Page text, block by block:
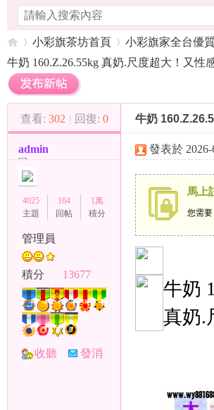
明碼標價特惠專區 熱門喝茶心得
（»
小彩旗茶坊首頁
›
小彩旗家全台優
牛奶 160.Z.26.55kg 真奶.尺度超大！又性
查看: 302 | 回復: 0 牛奶
admin
4025
主題
164
回帖
1萬
積分
管理員
積分 13677
收聽
發消
發表於 2026-
馬上
您需要
牛奶
真奶.